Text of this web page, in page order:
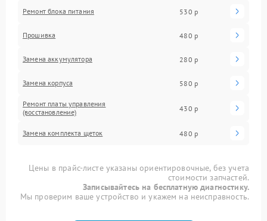
Ремонт блока питания 530 р
Прошивка 480 р
Замена аккумулятора 280 р
Замена корпуса 580 р
Ремонт платы управления
(восстановление)
430 р
Замена комплекта щеток 480 р
Цены в прайс-листе указаны ориентировочные, без учета
стоимости запчастей.
Записывайтесь на бесплатную диагностику.
Мы проверим ваше устройство и укажем на неисправность.